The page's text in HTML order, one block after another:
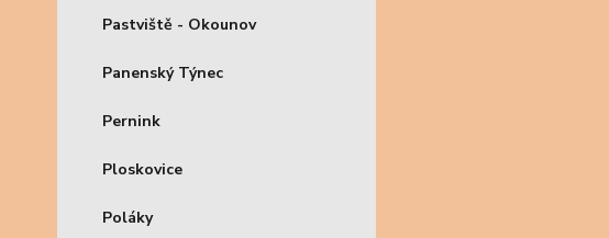
Pastviště - Okounov
Panenský Týnec
Pernink
Ploskovice
Poláky